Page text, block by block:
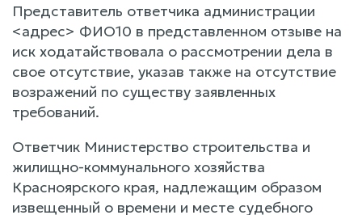
Представитель ответчика администрации
<адрес> ФИО10 в представленном отзыве на
иск ходатайствовала о рассмотрении дела в
свое отсутствие, указав также на отсутствие
возражений по существу заявленных
требований.
Ответчик Министерство строительства и
жилищно-коммунального хозяйства
Красноярского края, надлежащим образом
извещенный о времени и месте судебного